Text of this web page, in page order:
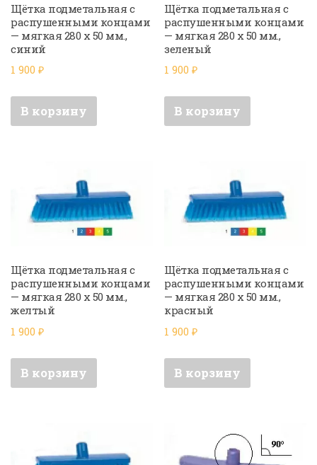
Щётка подметальная с
распушенными концами
— мягкая 280 х 50 мм.,
синий
1 900 ₽
В корзину
Щётка подметальная с
распушенными концами
— мягкая 280 х 50 мм.,
зеленый
1 900₽
В корзину
Щётка подметальная с
распушенными концами
— мягкая 280 х 50 мм.,
желтый
1 900 ₽
В корзину
Щётка подметальная с
распушенными концами
— мягкая 280 х 50 мм.,
красный
1 900₽
В корзину